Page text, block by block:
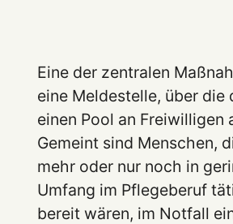
Eine der zentralen
eine Meldestelle, über die
einen Pool an Freiwilligen
Gemeint sind Menschen,
mehr oder nur noch in
Umfang im Pflegeberuf
bereit wären, im Notfall